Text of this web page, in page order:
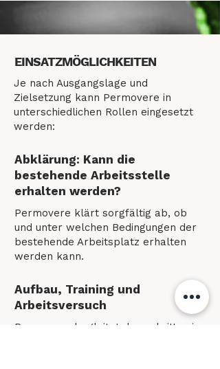
EINSATZMÖGLICHKEITEN
Je nach Ausgangslage und
Zielsetzung kann Permovere in
unterschiedlichen Rollen eingesetzt
werden:
Abklärung: Kann die
bestehende Arbeitsstelle
erhalten werden?
Permovere klärt sorgfältig ab, ob
und unter welchen Bedingungen der
bestehende Arbeitsplatz erhalten
werden kann.
Aufbau, Training und
Arbeitsversuch
Permovere begleitet den schrittweisen